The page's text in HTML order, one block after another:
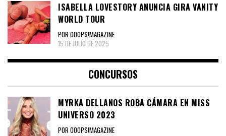
ISABELLA LOVESTORY ANUNCIA GIRA VANITY
WORLD TOUR
POR OOOPS!MAGAZINE
15 DE JULIO DE 2025
CONCURSOS
MYRKA DELLANOS ROBA CÁMARA EN MISS
UNIVERSO 2023
POR OOOPS!MAGAZINE